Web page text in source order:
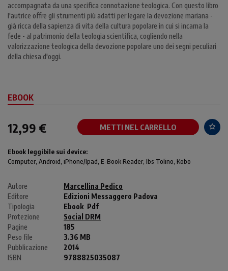
accompagnata da una specifica connotazione teologica. Con questo libro
l'autrice offre gli strumenti più adatti per legare la devozione mariana -
già ricca della sapienza di vita della cultura popolare in cui si incarna la
fede - al patrimonio della teologia scientifica, cogliendo nella
valorizzazione teologica della devozione popolare uno dei segni peculiari
della chiesa d'oggi.
EBOOK
12,99 € METTI NEL CARRELLO
Ebook leggibile sui device:
Computer, Android, iPhone/Ipad, E-Book Reader, Ibs Tolino, Kobo
Autore
Marcellina Pedico
Editore
Edizioni Messaggero Padova
Tipologia
Ebook Pdf
Protezione
Social DRM
Pagine
185
Peso file
3.36 MB
Pubblicazione
2014
ISBN
9788825035087